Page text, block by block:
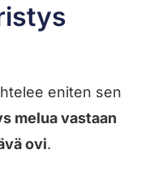
eniten sen
melua vastaan
ovi.